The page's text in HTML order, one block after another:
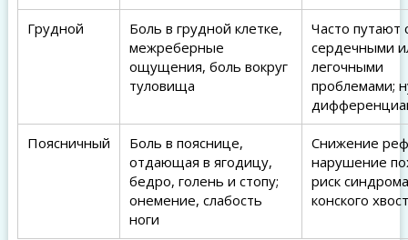
Грудной
Боль в грудной клетке,
межреберные
ощущения, боль вокруг
туловища
Часто путают
сердечными
легочными
проблемами;
Поясничный
Боль в пояснице,
отдающая в ягодицу,
бедро, голень и стопу;
онемение, слабость
ноги
Снижение
нарушение
риск синдрома
конского